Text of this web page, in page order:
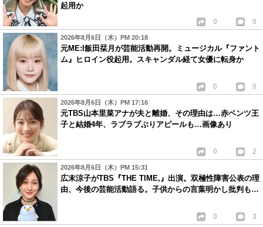
起用か
0 0
2026年8月6日（木）PM 20:18
元ME:I飯田栞月が芸能活動再開。ミュージカル『ファント
ム』ヒロイン役起用。スキャンダル経て女優に転身か
0 0
2026年8月6日（木）PM 17:16
元TBS山本里菜アナが夫と離婚、その理由は…赤ベンツ王
子と結婚4年、ラブラブぶりアピールも…画像あり
0 2
2026年8月6日（木）PM 15:31
広末涼子がTBS『THE TIME,』出演。双極性障害公表の理
由、今後の芸能活動語る。子供からの言葉明かし批判も…
0 3